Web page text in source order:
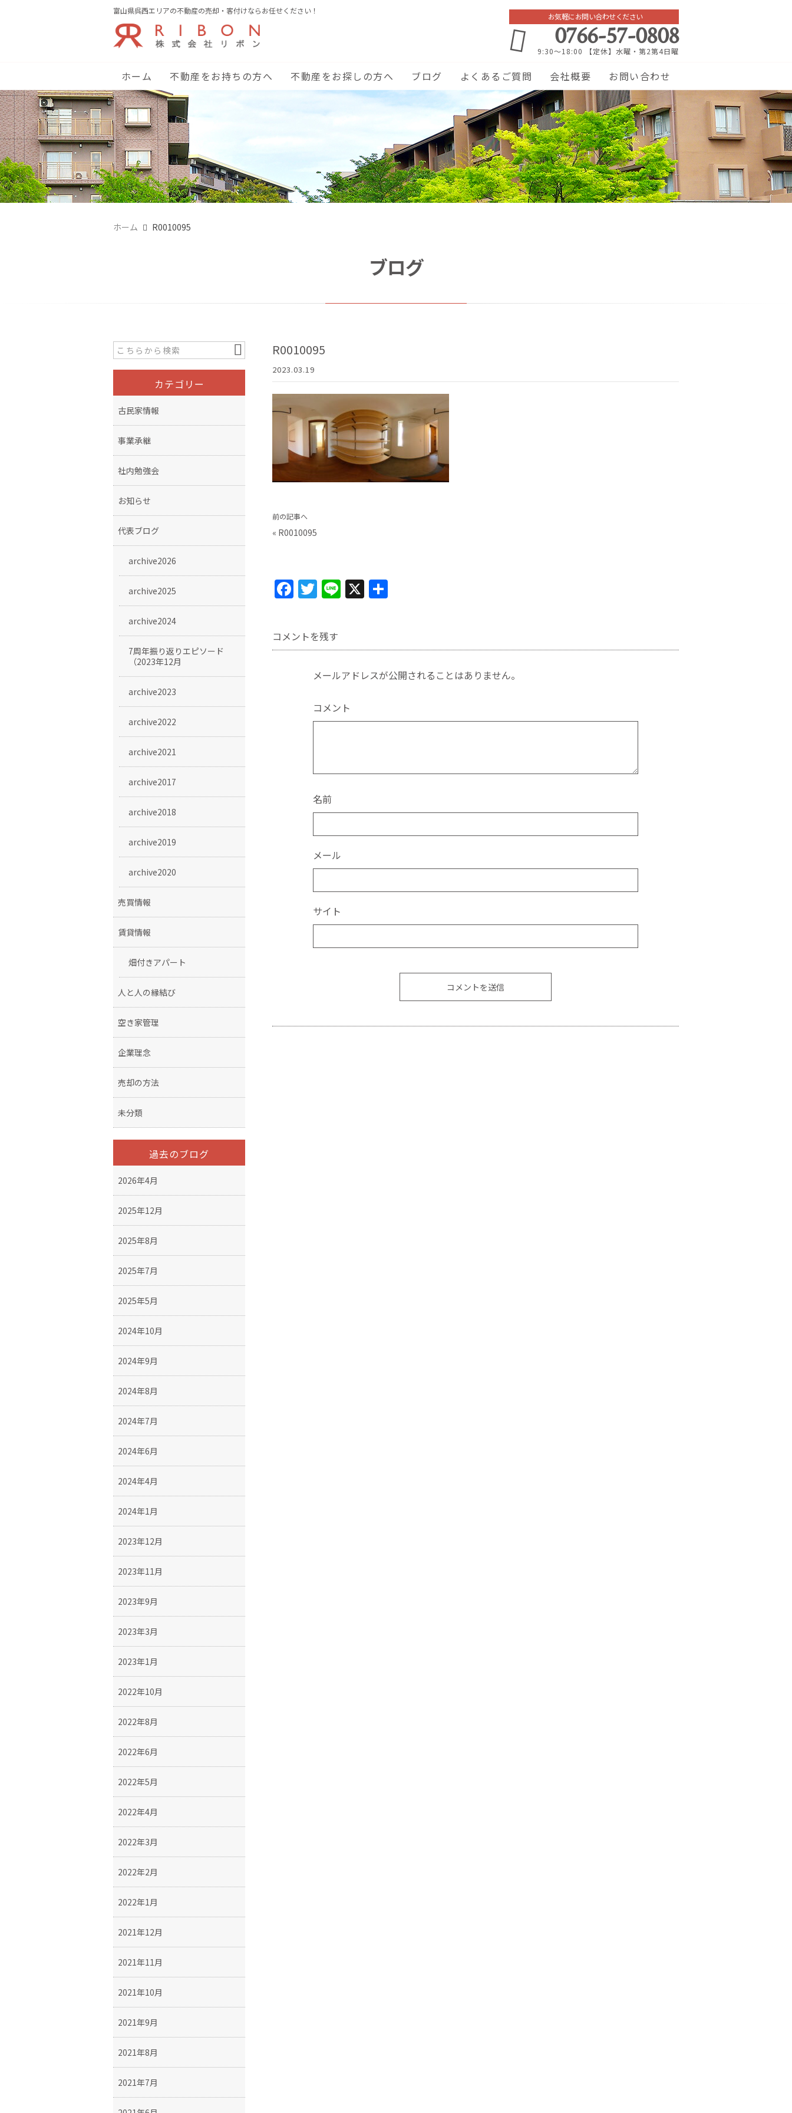
富山県呉西エリアの不動産の売却・客付けならお任せください！
お気軽にお問い合わせください
0766-57-0808
9:30～18:00 【定休】水曜・第2第4日曜
ホーム 不動産をお持ちの方へ 不動産をお探しの方へ ブログ よくあるご質問 会社概要 お問い合わせ
ホーム R0010095
ブログ
R0010095
2023.03.19
前の記事へ
« R0010095
F
c
e
T
itt
er
Li X
コメントを残す
メールアドレスが公開されることはありません。
コメント
名前
メール
サイト
カテゴリー
古民家情報
事業承継
社内勉強会
お知らせ
代表ブログ
archive2026
archive2025
archive2024
7周年振り返りエピソード
（2023年12月
archive2023
archive2022
archive2021
archive2017
archive2018
archive2019
archive2020
売買情報
賃貸情報
畑付きアパート
人と人の縁結び
空き家管理
企業理念
売却の方法
未分類
過去のブログ
2026年4月
2025年12月
2025年8月
2025年7月
2025年5月
2024年10月
2024年9月
2024年8月
2024年7月
2024年6月
2024年4月
2024年1月
2023年12月
2023年11月
2023年9月
2023年3月
2023年1月
2022年10月
2022年8月
2022年6月
2022年5月
2022年4月
2022年3月
2022年2月
2022年1月
2021年12月
2021年11月
2021年10月
2021年9月
2021年8月
2021年7月